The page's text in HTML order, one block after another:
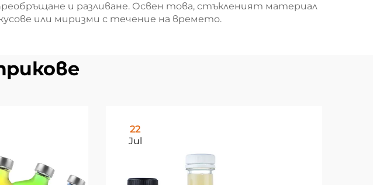
и разливане. Освен това, стъкленият материал
или миризми с течение на времето.
22
Jul